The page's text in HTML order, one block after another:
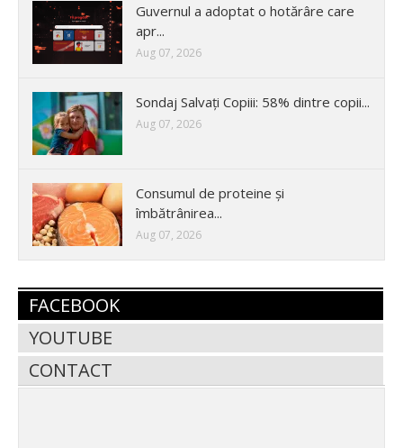
Guvernul a adoptat o hotărâre care
apr...
Aug 07, 2026
Sondaj Salvați Copiii: 58% dintre copii...
Aug 07, 2026
Consumul de proteine și
îmbătrânirea...
Aug 07, 2026
FACEBOOK
YOUTUBE
CONTACT